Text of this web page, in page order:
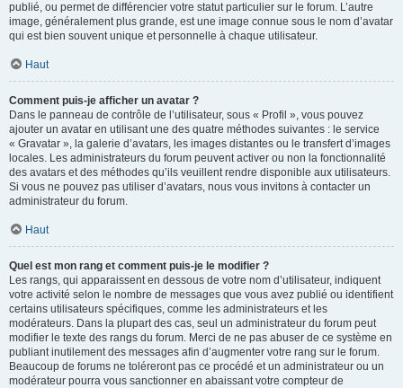
publié, ou permet de différencier votre statut particulier sur le forum. L’autre
image, généralement plus grande, est une image connue sous le nom d’avatar
qui est bien souvent unique et personnelle à chaque utilisateur.
Haut
Comment puis-je afficher un avatar ?
Dans le panneau de contrôle de l’utilisateur, sous « Profil », vous pouvez
ajouter un avatar en utilisant une des quatre méthodes suivantes : le service
« Gravatar », la galerie d’avatars, les images distantes ou le transfert d’images
locales. Les administrateurs du forum peuvent activer ou non la fonctionnalité
des avatars et des méthodes qu’ils veuillent rendre disponible aux utilisateurs.
Si vous ne pouvez pas utiliser d’avatars, nous vous invitons à contacter un
administrateur du forum.
Haut
Quel est mon rang et comment puis-je le modifier ?
Les rangs, qui apparaissent en dessous de votre nom d’utilisateur, indiquent
votre activité selon le nombre de messages que vous avez publié ou identifient
certains utilisateurs spécifiques, comme les administrateurs et les
modérateurs. Dans la plupart des cas, seul un administrateur du forum peut
modifier le texte des rangs du forum. Merci de ne pas abuser de ce système en
publiant inutilement des messages afin d’augmenter votre rang sur le forum.
Beaucoup de forums ne toléreront pas ce procédé et un administrateur ou un
modérateur pourra vous sanctionner en abaissant votre compteur de